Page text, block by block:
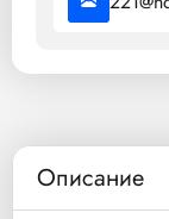
Описание